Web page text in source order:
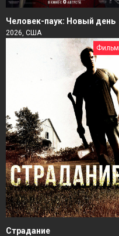
Человек-паук: Новый день
2026, США
Фильм
Страдание